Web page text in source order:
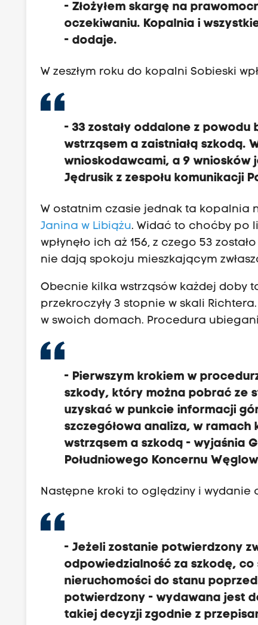
- Złożyłem skargę na
oczekiwaniu. Kopalnia i
- dodaje.
W zeszłym roku do kopalni Sobieski
- 33 zostały oddalone z
wstrząsem a zaistniałą szkodą.
wnioskodawcami, a 9
Jędrusik z zespołu komunikacji
W ostatnim czasie jednak ta kopalnia
Janina w Libiążu. Widać to choćby po
wpłynęło ich aż 156, z czego 53
nie dają spokoju mieszkającym
Obecnie kilka wstrząsów każdej doby
przekroczyły 3 stopnie w skali
w swoich domach. Procedura
- Pierwszym krokiem w
szkody, który można pobrać ze
uzyskać w punkcie informacji
szczegółowa analiza, w
wstrząsem a szkodą - wyjaśnia
Południowego Koncernu
Następne kroki to oględziny i wydanie
- Jeżeli zostanie potwierdzony
odpowiedzialność za szkodę,
nieruchomości do stanu
potwierdzony - wydawana jest
takiej decyzji zgodnie z